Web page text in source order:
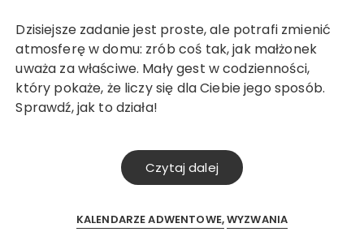
Dzisiejsze zadanie jest proste, ale potrafi zmienić
atmosferę w domu: zrób coś tak, jak małżonek
uważa za właściwe. Mały gest w codzienności,
który pokaże, że liczy się dla Ciebie jego sposób.
Sprawdź, jak to działa!
Czytaj dalej
KALENDARZE ADWENTOWE WYZWANIA